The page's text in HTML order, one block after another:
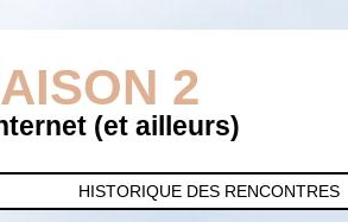
2
(et ailleurs)
HISTORIQUE DES RENCONTRES